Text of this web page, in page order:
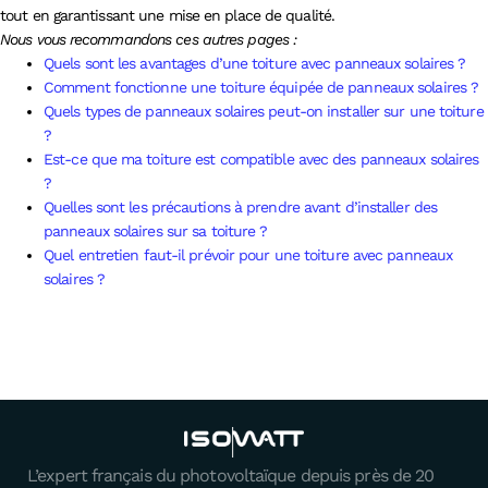
tout en garantissant une mise en place de qualité.
Nous vous recommandons ces autres pages :
Quels sont les avantages d’une toiture avec panneaux solaires ?
Comment fonctionne une toiture équipée de panneaux solaires ?
Quels types de panneaux solaires peut-on installer sur une toiture
?
Est-ce que ma toiture est compatible avec des panneaux solaires
?
Quelles sont les précautions à prendre avant d’installer des
panneaux solaires sur sa toiture ?
Quel entretien faut-il prévoir pour une toiture avec panneaux
solaires ?
L’expert français du photovoltaïque depuis près de 20